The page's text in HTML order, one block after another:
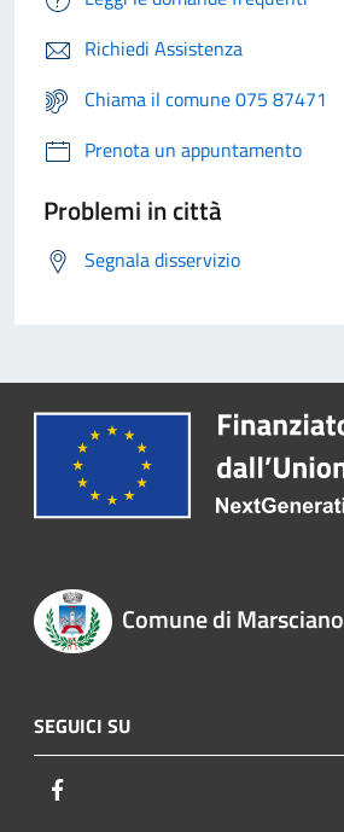
Richiedi Assistenza
Chiama il comune 075 87471
Prenota un appuntamento
Problemi in città
Segnala disservizio
Comune di Marsciano
SEGUICI SU